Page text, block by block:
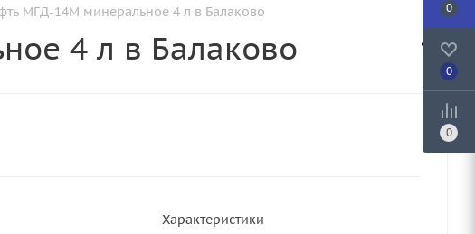
МГД-14М минеральное 4 л в Балаково
4 л в Балаково
Характеристики
0
0
0